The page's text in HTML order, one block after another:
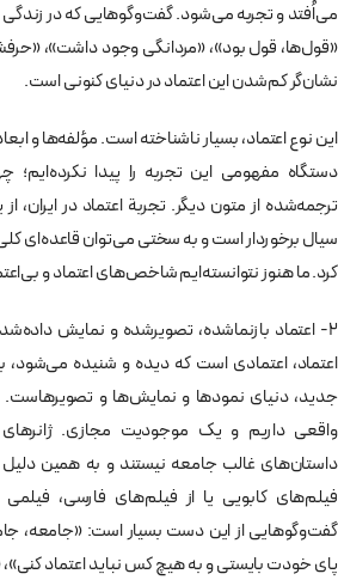
می‌اُفتد و تجربه می‌شود. گفت‌وگوهایی که در زندگی
«قول‌ها، قول بود»، «مردانگی وجود داشت»،
نشان‌گر کم‌شدن این اعتماد در دنیای کنونی است.
این نوع اعتماد، بسیار ناشناخته است. مؤلفه‌ها و
دستگاه مفهومی این تجربه را پیدا
ترجمه‌شده از متون دیگر. تجربة اعتماد در ایران،
سیال برخوردار است و به سختی می‌توان قاعده‌ای
کرد. ما هنوز نتوانسته‌ایم شاخص‌های اعتماد و
اعتماد، اعتمادی است که دیده و شنیده می‌شود،
جدید،‌ دنیای نمودها و نمایش‌ها و
واقعی داریم و یک موجودیت مجازی.
داستان‌های غالب جامعه نیستند و به همین دلیل
فیلم‌های کابویی یا از فیلم‌های فارسی،
گفت‌وگوهایی از این دست بسیار است: «جامعه،
پای خودت بایستی و به هیچ کس نباید اعتماد کنی»،‌